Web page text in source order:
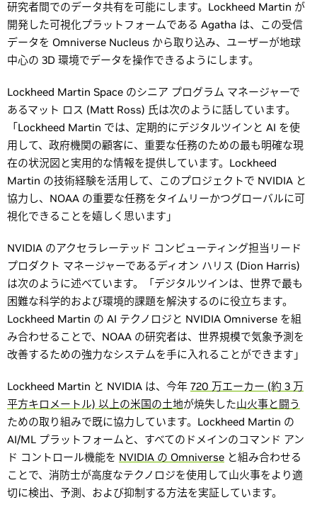
研究者間でのデータ共有を可能にします。Lockheed Martin が
開発した可視化プラットフォームである Agatha は、この受信
データを Omniverse Nucleus から取り込み、ユーザーが地球
中心の 3D 環境でデータを操作できるようにします。
Lockheed Martin Space のシニア プログラム マネージャーで
あるマット ロス (Matt Ross) 氏は次のように話しています。
「Lockheed Martin では、定期的にデジタルツインと AI を使
用して、政府機関の顧客に、重要な任務のための最も明確な現
在の状況図と実用的な情報を提供しています。Lockheed
Martin の技術経験を活用して、このプロジェクトで NVIDIA と
協力し、NOAA の重要な任務をタイムリーかつグローバルに可
視化できることを嬉しく思います」
NVIDIA のアクセラレーテッド コンピューティング担当リード
プロダクト マネージャーであるディオン ハリス (Dion Harris)
は次のように述べています。「デジタルツインは、世界で最も
困難な科学的および環境的課題を解決するのに役立ちます。
Lockheed Martin の AI テクノロジと NVIDIA Omniverse を組
み合わせることで、NOAA の研究者は、世界規模で気象予測を
改善するための強力なシステムを手に入れることができます」
Lockheed Martin と NVIDIA は、今年 720 万エーカー (約 3 万
平方キロメートル) 以上の米国の土地が焼失した山火事と闘う
ための取り組みで既に協力しています。Lockheed Martin の
AI/ML プラットフォームと、すべてのドメインのコマンド アン
ド コントロール機能を NVIDIA の Omniverse と組み合わせる
ことで、消防士が高度なテクノロジを使用して山火事をより適
切に検出、予測、および抑制する方法を実証しています。